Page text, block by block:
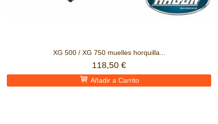
XG 500 / XG 750 muelles horquilla...
118,50 €
Añadir a Carrito